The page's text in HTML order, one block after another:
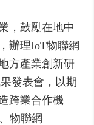
，鼓勵在地中
辦理IoT物聯網
方產業創新研
發表會，以期
跨業合作機
物聯網